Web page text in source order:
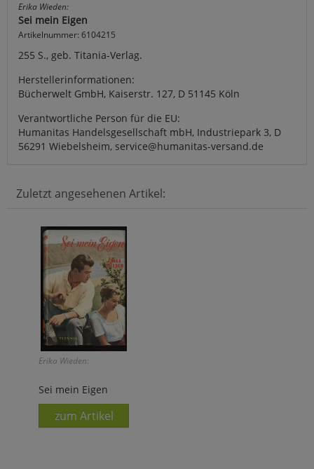
Erika Wieden:
Sei mein Eigen
Artikelnummer: 6104215
255 S., geb. Titania-Verlag.
Herstellerinformationen:
Bücherwelt GmbH, Kaiserstr. 127, D 51145 Köln
Verantwortliche Person für die EU:
Humanitas Handelsgesellschaft mbH, Industriepark 3, D
56291 Wiebelsheim, service@humanitas-versand.de
Zuletzt angesehenen Artikel:
Erika Wieden:
Sei mein Eigen
zum Artikel